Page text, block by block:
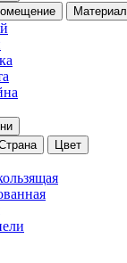
Материал
Цвет